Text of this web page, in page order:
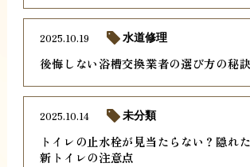
後悔しない浴槽交換業者の選び方の秘訣
2025.10.19 水道修理
トイレの止水栓が見当たらない？隠れ
新トイレの注意点
2025.10.14 未分類